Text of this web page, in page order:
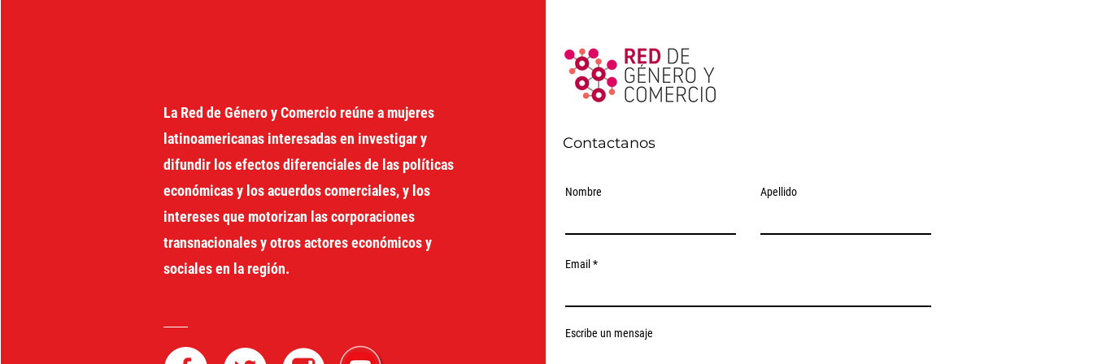
La Red de Género y Comercio reúne a mujeres
latinoamericanas interesadas en investigar y
difundir los efectos diferenciales de las políticas
económicas y los acuerdos comerciales, y los
intereses que motorizan las corporaciones
transnacionales y otros actores económicos y
sociales en la región.
Contactanos
Nombre Apellido
Email
Escribe un mensaje